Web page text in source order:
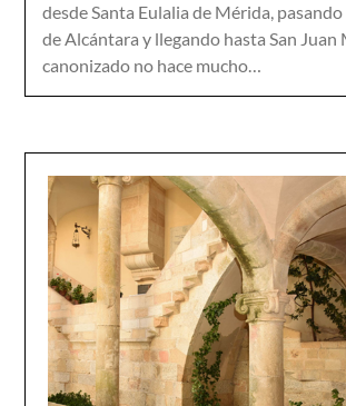
desde Santa Eulalia de Mérida,
de Alcántara y llegando hasta San Juan
canonizado no hace mucho…